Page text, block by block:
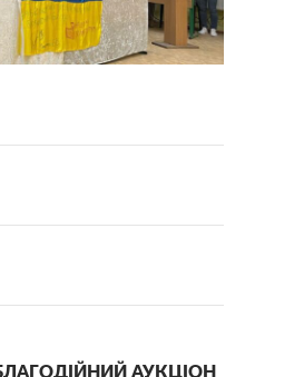
АУКЦІОН